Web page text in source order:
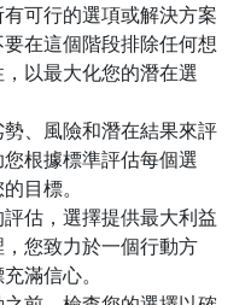
有可行的選項或解決方案
在這個階段排除任何想
以最大化您的潛在選
勢、風險和潛在結果來評
根據標準評估每個選
目標。
評估，選擇提供最大利益
您致力於一個行動方
滿信心。